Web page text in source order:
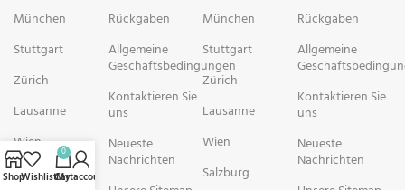
München
Stuttgart
Zürich
Lausanne
Wien
Salzburg
Rückgaben
Allgemeine
Geschäftsbedingungen
Kontaktieren Sie
uns
Neueste
Nachrichten
München
Stuttgart
Zürich
Lausanne
Wien
Salzburg
Rückgaben
Allgemeine
Kontaktieren Sie
uns
Neueste
Nachrichten
ShopWishlist
0
Cart
My account